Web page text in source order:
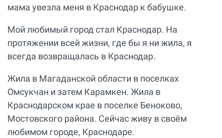
мама увезла меня в Краснодар к бабушке.
Мой любимый город стал Краснодар. На
протяжении всей жизни, где бы я ни жила, я
всегда возвращалась в Краснодар.
Жила в Магаданской области в поселках
Омсукчан и затем Карамкен. Жила в
Краснодарском крае в поселке Беноково,
Мостовского района. Сейчас живу в своём
любимом городе, Краснодаре.